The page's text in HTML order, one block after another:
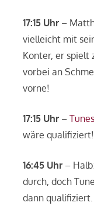
17:15 Uhr–
vielleicht mit
Konter, er spielt
vorbei an
vorne!
17:15 Uhr–
wäre qualifiziert!
16:45 Uhr–
durch, doch
dann qualifiziert.